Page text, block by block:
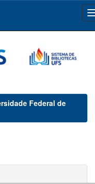
Federal de